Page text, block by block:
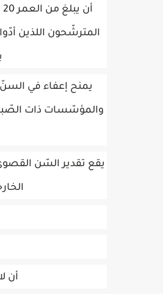
المترشّحون اللذين
يمنح إعفاء في السنّ
والمؤسّسات ذات
يقع تقدير السّن
أن لا